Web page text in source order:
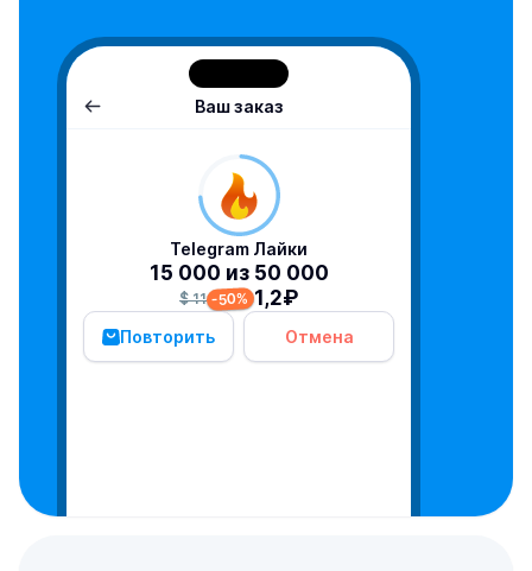
Ваш заказ
Telegram Лайки
15 000 из 50 000
$ 11 -50% 1,2₽
Повторить Отмена